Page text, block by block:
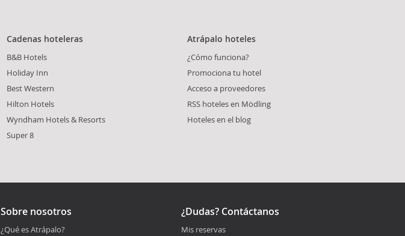
Cadenas hoteleras
B&B Hotels
Holiday Inn
Best Western
Hilton Hotels
Wyndham Hotels & Resorts
Super 8
Atrápalo hoteles
¿Cómo funciona?
Promociona tu hotel
Acceso a proveedores
RSS hoteles en Mödling
Hoteles en el blog
Sobre nosotros
¿Qué es Atrápalo?
¿Dudas? Contáctanos
Mis reservas